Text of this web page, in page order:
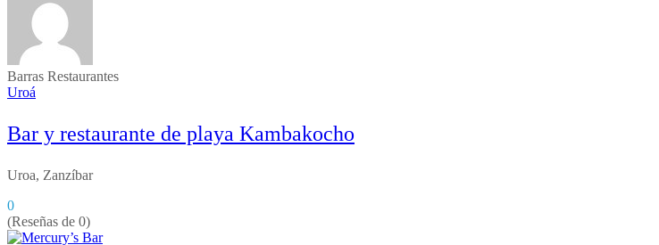
Barras Restaurantes
Uroá
Bar y restaurante de playa Kambakocho
Uroa, Zanzíbar
0
(Reseñas de 0)